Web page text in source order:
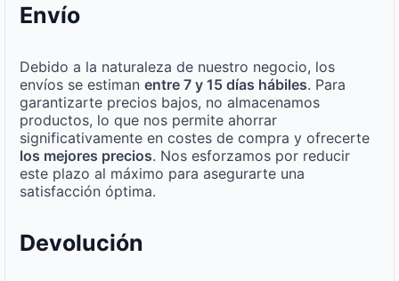
Envío
Debido a la naturaleza de nuestro negocio, los
envíos se estiman entre 7 y 15 días hábiles. Para
garantizarte precios bajos, no almacenamos
productos, lo que nos permite ahorrar
significativamente en costes de compra y ofrecerte
los mejores precios. Nos esforzamos por reducir
este plazo al máximo para asegurarte una
satisfacción óptima.
Devolución